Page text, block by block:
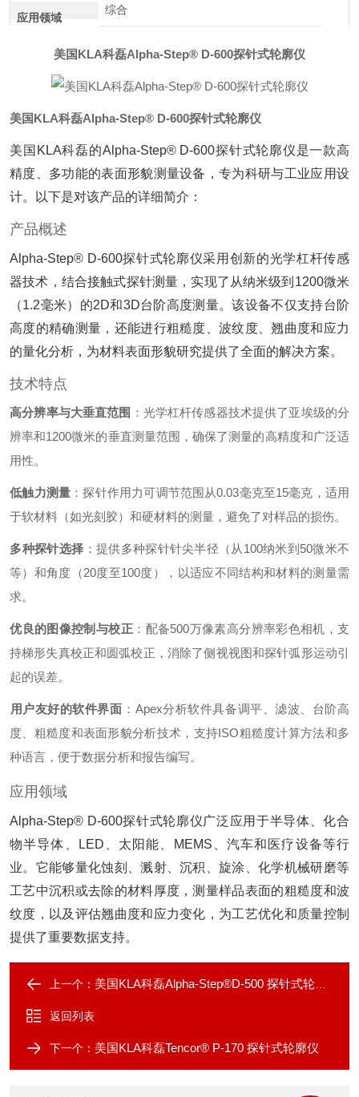
应用领域
综合
美国KLA科磊Alpha-Step® D-600探针式轮廓仪
美国KLA科磊Alpha-Step® D-600探针式轮廓仪
美国KLA科磊的Alpha-Step® D-600探针式轮廓仪是一款高
精度、多功能的表面形貌测量设备，专为科研与工业应用设
计。以下是对该产品的详细简介：
产品概述
Alpha-Step® D-600探针式轮廓仪采用创新的光学杠杆传感
器技术，结合接触式探针测量，实现了从纳米级到1200微米
（1.2毫米）的2D和3D台阶高度测量。该设备不仅支持台阶
高度的精确测量，还能进行粗糙度、波纹度、翘曲度和应力
的量化分析，为材料表面形貌研究提供了全面的解决方案。
技术特点
高分辨率与大垂直范围 ‌：光学杠杆传感器技术提供了亚埃级的分
辨率和1200微米的垂直测量范围，确保了测量的高精度和广泛适
用性。
低触力测量 ‌：探针作用力可调节范围从0.03毫克至15毫克，适用
于软材料（如光刻胶）和硬材料的测量，避免了对样品的损伤。
多种探针选择 ‌：提供多种探针针尖半径（从100纳米到50微米不
等）和角度（20度至100度），以适应不同结构和材料的测量需
求。
优良的图像控制与校正‌：配备500万像素高分辨率彩色相机，支
持梯形失真校正和圆弧校正，消除了侧视视图和探针弧形运动引
起的误差。
用户友好的软件界面 ‌：Apex分析软件具备调平、滤波、台阶高
度、粗糙度和表面形貌分析技术，支持ISO粗糙度计算方法和多
种语言，便于数据分析和报告编写。
应用领域
Alpha-Step® D-600探针式轮廓仪广泛应用于半导体、化合
物半导体、LED、太阳能、MEMS、汽车和医疗设备等行
业。它能够量化蚀刻、溅射、沉积、旋涂、化学机械研磨等
工艺中沉积或去除的材料厚度，测量样品表面的粗糙度和波
纹度，以及评估翘曲度和应力变化，为工艺优化和质量控制
提供了重要数据支持。
上一个： 美国KLA科磊Alpha-Step®D-500 探针式轮廓仪
返回列表
下一个： 美国KLA科磊Tencor® P-170 探针式轮廓仪